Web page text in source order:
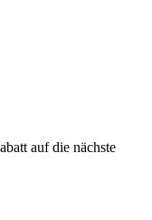
auf die nächste